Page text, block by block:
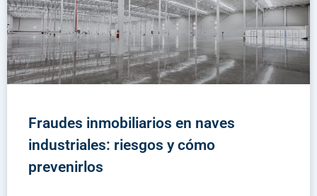
Fraudes inmobiliarios en naves
industriales: riesgos y cómo
prevenirlos